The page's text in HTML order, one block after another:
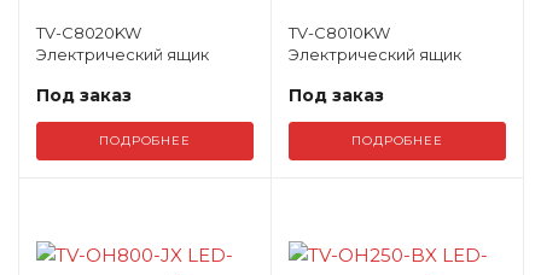
TV-C8020KW
Электрический ящик
Под заказ
ПОДРОБНЕЕ
TV-C8010KW
Электрический ящик
Под заказ
ПОДРОБНЕЕ